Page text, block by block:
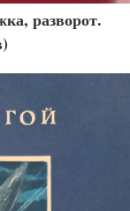
разворот.